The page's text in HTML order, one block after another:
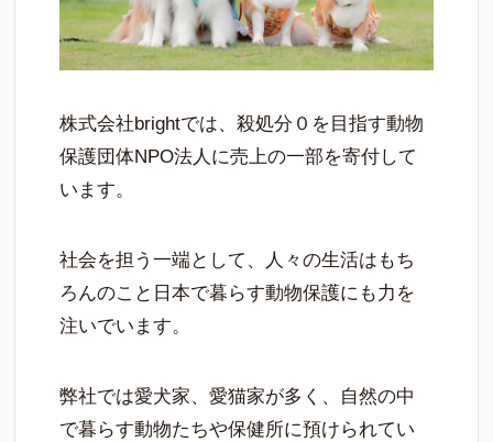
株式会社brightでは、殺処分０を目指す動物
保護団体NPO法人に売上の一部を寄付して
います。
社会を担う一端として、人々の生活はもち
ろんのこと日本で暮らす動物保護にも力を
注いでいます。
弊社では愛犬家、愛猫家が多く、自然の中
で暮らす動物たちや保健所に預けられてい